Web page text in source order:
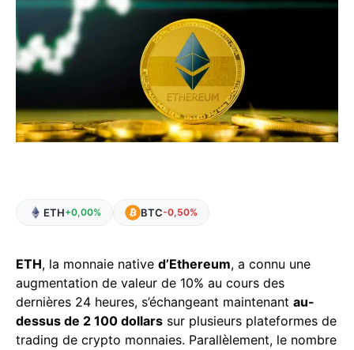
ETH+0,00% BTC-0,50%
ETH, la monnaie native d’Ethereum, a connu une
augmentation de valeur de 10% au cours des
dernières 24 heures, s’échangeant maintenant au-
dessus de 2 100 dollars sur plusieurs plateformes de
trading de crypto monnaies. Parallèlement, le nombre